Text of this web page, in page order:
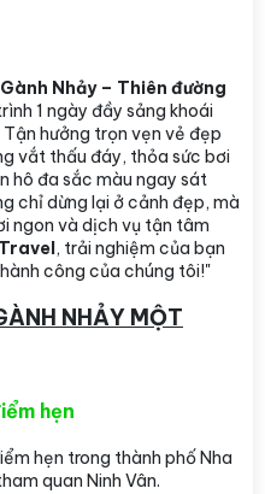
Gành Nhảy – Thiên đường
1 ngày đầy sảng khoái
Tận hưởng trọn vẹn vẻ đẹp
vắt thấu đáy, thỏa sức bơi
hô đa sắc màu ngay sát
chỉ dừng lại ở cảnh đẹp, mà
ngon và dịch vụ tận tâm
, trải nghiệm của bạn
công của chúng tôi!"
NHẢY MỘT
hẹn
hẹn trong thành phố Nha
quan Ninh Vân.